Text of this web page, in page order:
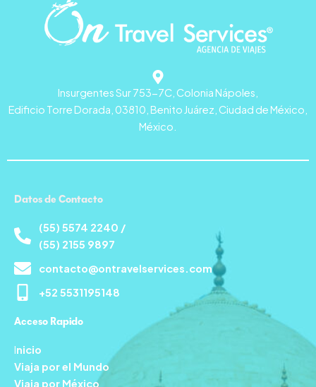
Insurgentes Sur 753-7C, Colonia Nápoles,
Edificio Torre Dorada, 03810, Benito Juárez, Ciudad de México,
México.
Datos de Contacto
(55) 5574 2240 /
(55) 2155 9897
contacto@ontravelservices.com
+52 5531195148
Acceso Rapido
Inicio
Viaja por el Mundo
Viaja por México